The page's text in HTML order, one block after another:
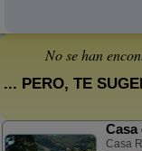
No se han
... PERO, TE
Casa
Casa